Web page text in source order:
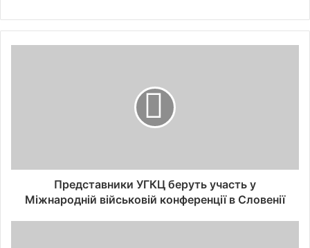
Представники УГКЦ беруть участь у
Міжнародній військовій конференції в Словенії